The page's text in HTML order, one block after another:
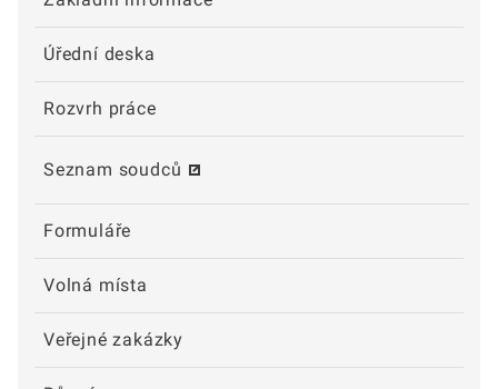
Úřední deska
Rozvrh práce
Seznam soudců
Formuláře
Volná místa
Veřejné zakázky